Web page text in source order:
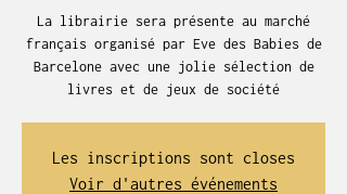
La librairie sera présente au marché
français organisé par Eve des Babies de
Barcelone avec une jolie sélection de
livres et de jeux de société
Les inscriptions sont closes
Voir d'autres événements